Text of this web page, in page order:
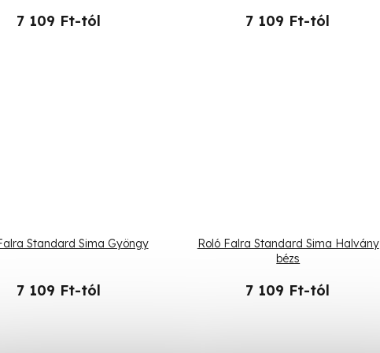
7 109 Ft-tól 7 109 Ft-tól
Standard Sima Gyöngy
7 109 Ft-tól
Roló Falra Standard Sima Halvány
bézs
7 109 Ft-tól